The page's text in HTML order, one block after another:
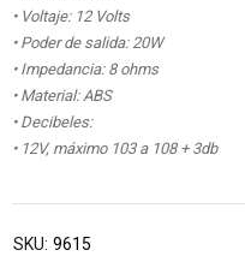
• Voltaje: 12 Volts
• Poder de salida: 20W
• Impedancia: 8 ohms
• Material: ABS
• Decibeles:
• 12V, máximo 103 a 108 + 3db
SKU: 9615